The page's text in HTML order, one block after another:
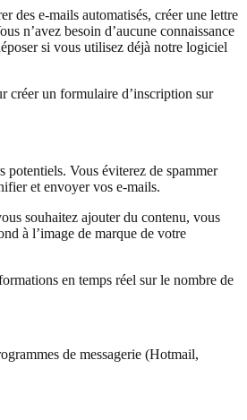
des e-mails automatisés, créer une lettre
n’avez besoin d’aucune connaissance
si vous utilisez déjà notre logiciel
créer un formulaire d’inscription sur
potentiels. Vous éviterez de spammer
et envoyer vos e-mails.
souhaitez ajouter du contenu, vous
à l’image de marque de votre
en temps réel sur le nombre de
de messagerie (Hotmail,